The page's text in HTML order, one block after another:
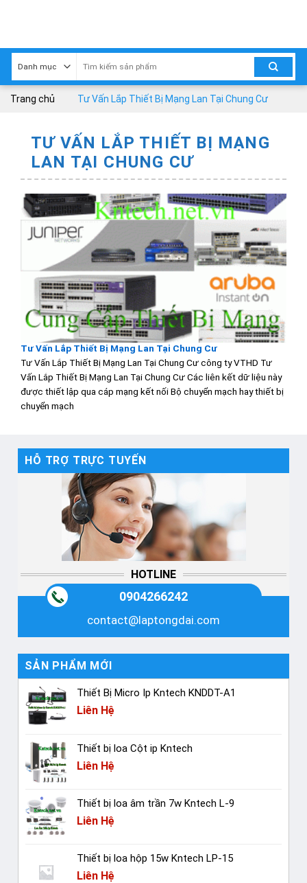
Trang chủ Tư Vấn Lắp Thiết Bị Mạng Lan Tại Chung Cư
HỖ TRỢ TRỰC TUYẾN
HOTLINE
0904266242
contact@laptongdai.com
SẢN PHẨM MỚI
Thiết Bị Micro Ip Kntech KNDDT-A1
Liên Hệ
Thiết bị loa Cột ip Kntech
Liên Hệ
Thiết bị loa âm trần 7w Kntech L-9
Liên Hệ
Thiết bị loa hộp 15w Kntech LP-15
Liên Hệ
TƯ VẤN LẮP THIẾT BỊ MẠNG
LAN TẠI CHUNG CƯ
Tư Vấn Lắp Thiết Bị Mạng Lan Tại Chung Cư
Tư Vấn Lắp Thiết Bị Mạng Lan Tại Chung Cư công ty VTHD Tư
Vấn Lắp Thiết Bị Mạng Lan Tại Chung Cư Các liên kết dữ liệu này
được thiết lập qua cáp mạng kết nối Bộ chuyển mạch hay thiết bị
chuyển mạch